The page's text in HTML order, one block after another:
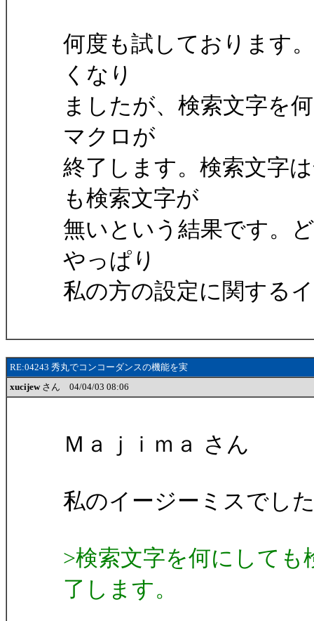
何度も試しております
くなり
ましたが、検索文字を
マクロが
終了します。検索文字
も検索文字が
無いという結果です。
やっぱり
私の方の設定に関する
RE:04243 秀丸でコンコーダンスの機能を実
xucijewさん 04/04/03 08:06
Ｍａｊｉｍａ さん
私のイージーミスでし
>検索文字を何にして
了します。